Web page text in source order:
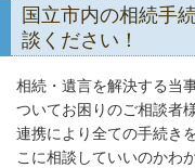
国立市内の相続手
談ください！
相続・遺言を解決する当
ついてお困りのご相談者
連携により全ての手続き
こに相談していいのかわ